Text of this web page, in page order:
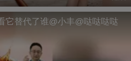
它替代了谁@小丰@哒哒哒哒